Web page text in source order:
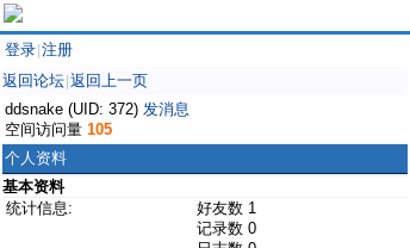
登录 注册
返回论坛 返回上一页
ddsnake (UID: 372) 发消息
空间访问量 105
个人资料
基本资料
统计信息:
好友数 1
记录数 0